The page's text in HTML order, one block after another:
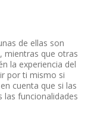
de ellas son
mientras que otras
la experiencia del
por ti mismo si
cuenta que si las
las funcionalidades